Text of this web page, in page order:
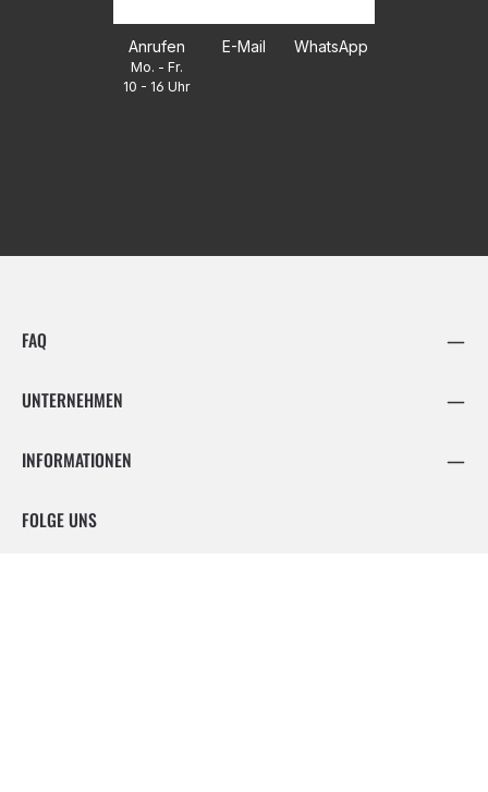
Anrufen
Mo. - Fr.
10 - 16 Uhr
E-Mail WhatsApp
FAQ
UNTERNEHMEN
INFORMATIONEN
FOLGE UNS